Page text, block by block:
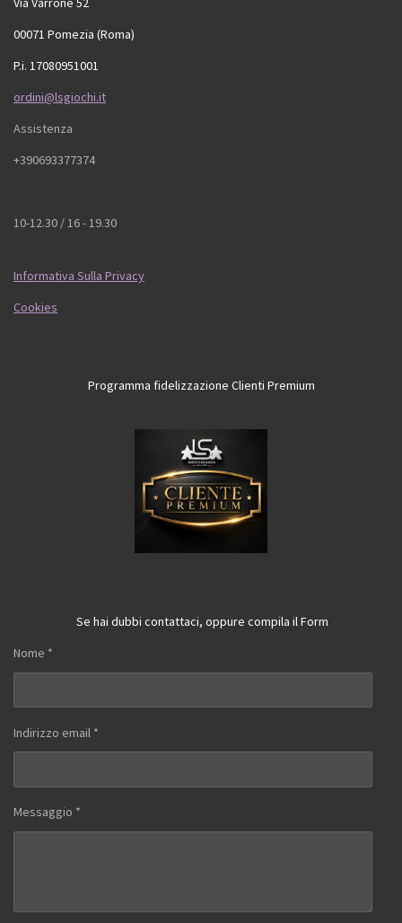
00071 Pomezia (Roma)
P.i. 17080951001
ordini@lsgiochi.it
Assistenza
+390693377374
10-12.30 / 16 - 19.30
Informativa Sulla Privacy
Cookies
Programma fidelizzazione Clienti Premium
Se hai dubbi contattaci, oppure compila il Form
Nome *
Indirizzo email *
Messaggio *